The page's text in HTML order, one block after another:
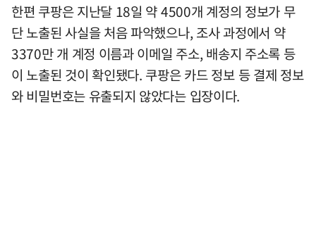
한편 쿠팡은 지난달 18일 약 4500개 계정의 정보가 무
단 노출된 사실을 처음 파악했으나, 조사 과정에서 약
3370만 개 계정 이름과 이메일 주소, 배송지 주소록 등
이 노출된 것이 확인됐다. 쿠팡은 카드 정보 등 결제 정보
와 비밀번호는 유출되지 않았다는 입장이다.